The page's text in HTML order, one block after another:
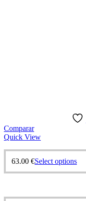
Comparar
Quick View
63.00 €Select options